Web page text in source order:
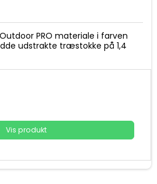
PRO materiale i farven
udstrakte træstokke på 1,4
Vis produkt